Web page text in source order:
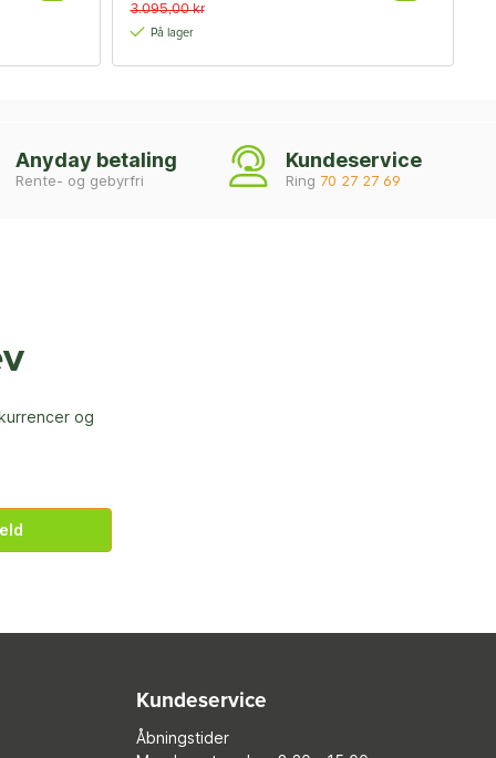
3.095,00 kr
På lager
Anyday betaling
Rente- og gebyrfri
Kundeservice
Ring 70 27 27 69
og
Kundeservice
Åbningstider